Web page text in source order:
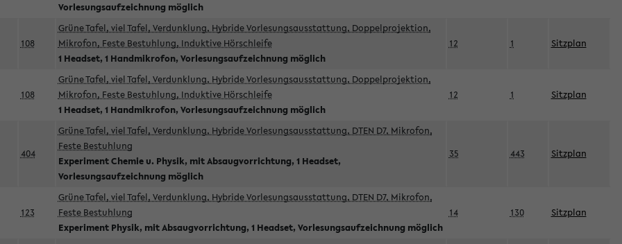
Vorlesungsaufzeichnung möglich
108
Grüne Tafel, viel Tafel, Verdunklung, Hybride Vorlesungsausstattung, Doppelprojektion,
Mikrofon, Feste Bestuhlung, Induktive Hörschleife
1 Headset, 1 Handmikrofon, Vorlesungsaufzeichnung möglich
12 1 Sitzplan
108
Grüne Tafel, viel Tafel, Verdunklung, Hybride Vorlesungsausstattung, Doppelprojektion,
Mikrofon, Feste Bestuhlung, Induktive Hörschleife
1 Headset, 1 Handmikrofon, Vorlesungsaufzeichnung möglich
12 1 Sitzplan
404
Grüne Tafel, viel Tafel, Verdunklung, Hybride Vorlesungsausstattung, DTEN D7, Mikrofon,
Feste Bestuhlung
Experiment Chemie u. Physik, mit Absaugvorrichtung, 1 Headset,
Vorlesungsaufzeichnung möglich
35 443 Sitzplan
123
Grüne Tafel, viel Tafel, Verdunklung, Hybride Vorlesungsausstattung, DTEN D7, Mikrofon,
Feste Bestuhlung
Experiment Physik, mit Absaugvorrichtung, 1 Headset, Vorlesungsaufzeichnung möglich
14 130 Sitzplan